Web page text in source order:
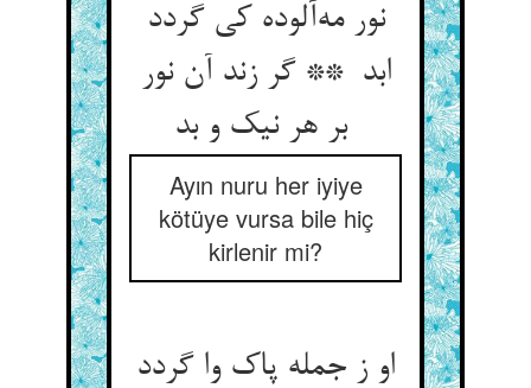
نور مه‌آلوده کی گردد
ابد ** گر زند آن نور
بر هر نیک و بد
Ayın nuru her iyiye
kötüye vursa bile hiç
kirlenir mi?
او ز جمله پاک وا گردد